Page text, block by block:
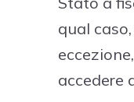
qual
accedere